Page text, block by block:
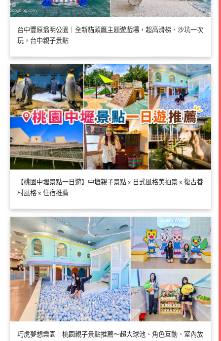
台中豐原翁明公園｜全新貓頭鷹主題遊戲場，超高滑梯、沙坑一次
玩，台中親子景點
【桃園中壢景點一日遊】中壢親子景點 x 日式風格美拍景 x 復古眷
村風格 x 住宿推薦
巧虎夢想樂園｜桃園親子景點推薦～超大球池、角色互動、室內放